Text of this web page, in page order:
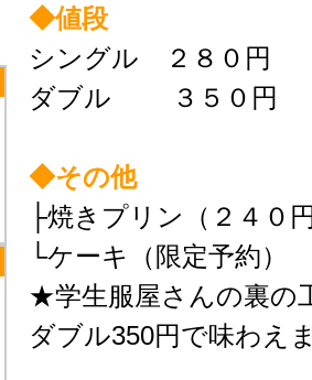
◆値段
シングル ２８０円
ダブル ３５０円
◆その他
├焼きプリン（２４０
└ケーキ（限定予約）
★学生服屋さんの裏の
ダブル350円で味わえ